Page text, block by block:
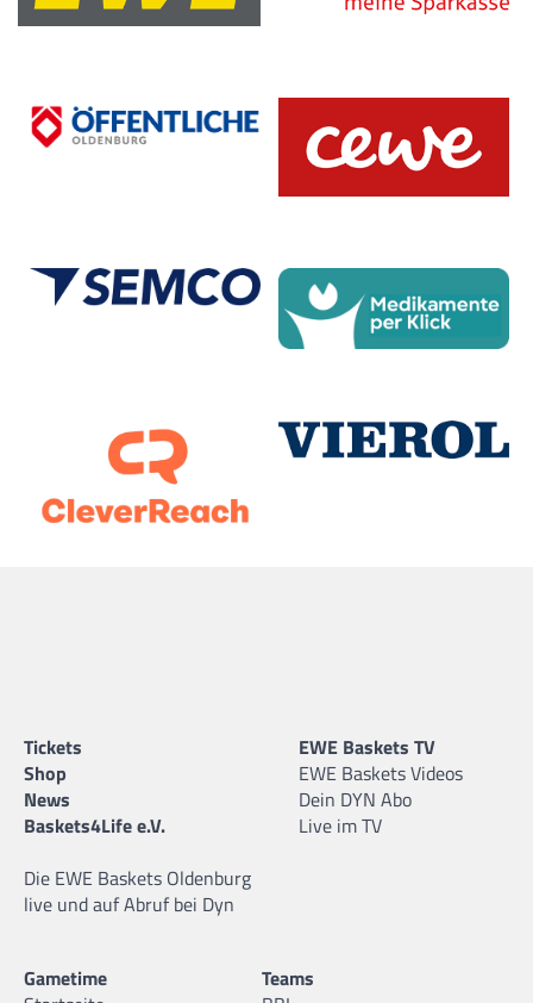
Tickets
Shop
News
Baskets4Life e.V.
Die EWE Baskets Oldenburg
live und auf Abruf bei Dyn
EWE Baskets TV
EWE Baskets Videos
Dein DYN Abo
Live im TV
Gametime
Teams